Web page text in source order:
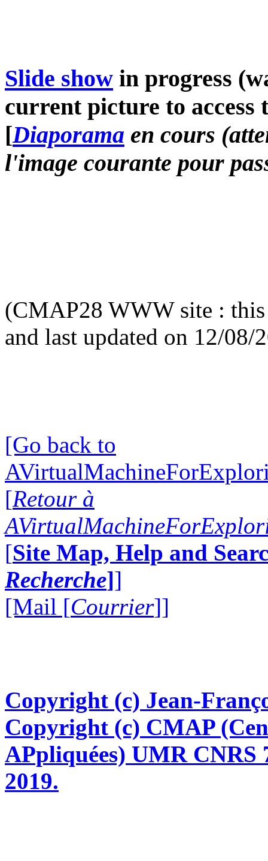
Slide show in progress
current picture to access
[Diaporama en cours
l'image courante pour
(CMAP28 WWW site : this
and last updated on 12/08/
[Go back to
[Retour à
[Site Map, Help and
Recherche]]
[Mail [Courrier]]
Copyright (c) Jean-
Copyright (c) CMAP
APpliquées) UMR CNRS
2019.